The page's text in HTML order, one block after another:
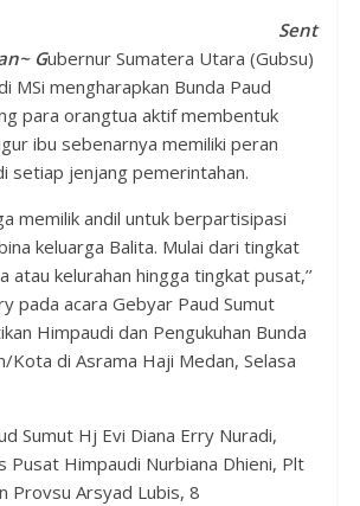
Sent
Gubernur Sumatera Utara (Gubsu)
MSi mengharapkan Bunda Paud
para orangtua aktif membentuk
ibu sebenarnya memiliki peran
setiap jenjang pemerintahan.
memilik andil untuk berpartisipasi
keluarga Balita. Mulai dari tingkat
atau kelurahan hingga tingkat pusat,’’
pada acara Gebyar Paud Sumut
Himpaudi dan Pengukuhan Bunda
Kota di Asrama Haji Medan, Selasa
Sumut Hj Evi Diana Erry Nuradi,
Pusat Himpaudi Nurbiana Dhieni, Plt
Provsu Arsyad Lubis, 8